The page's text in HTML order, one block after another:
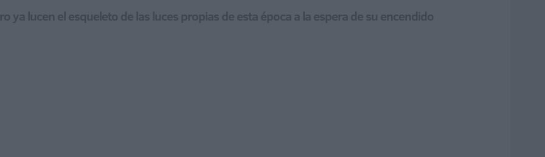
ya lucen el esqueleto de las luces propias de esta época a la espera de su encendido